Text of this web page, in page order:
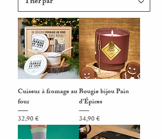
Cuiseur à fromage au
four
Prix
32,90 €
Bougie bijou Pain
d’Épices
Prix
34,90 €